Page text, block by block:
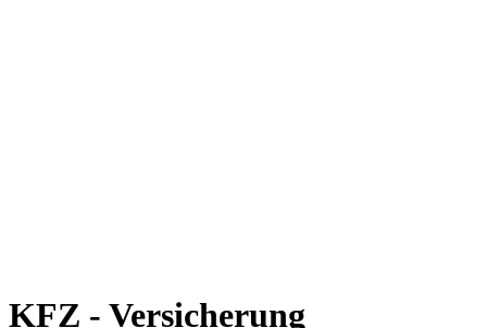
KFZ - Versicherung